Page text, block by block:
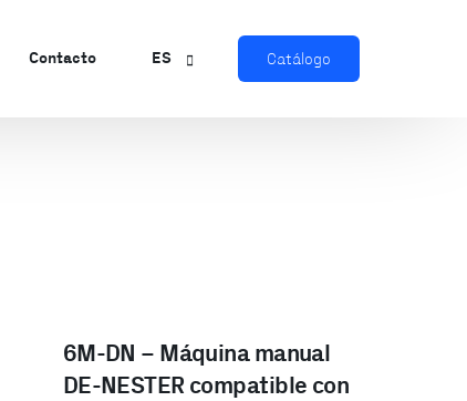
Contacto ES Catálogo
6M-DN – Máquina manual
DE-NESTER compatible con